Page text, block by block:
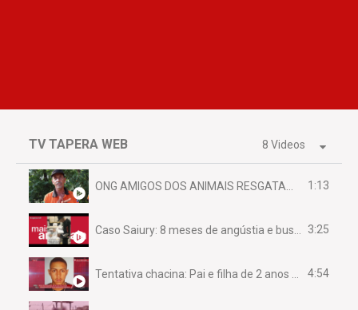
TV TAPERA WEB 8 Videos
1:13
3:25
4:54